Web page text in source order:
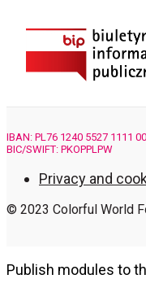
IBAN: PL76 1240 5527 1111
BIC/SWIFT: PKOPPLPW
Privacy and
© 2023 Colorful World
Publish modules to